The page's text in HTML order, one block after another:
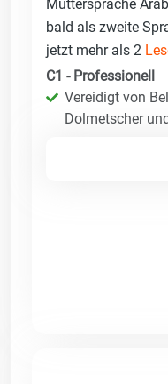
Muttersprache
bald als zweite
jetzt mehr als 2
C1 - Professionell
Vereidigt von
Dolmetscher